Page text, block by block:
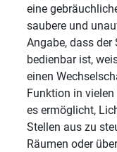
eine
saubere und
Angabe, dass
bedienbar ist,
einen
Funktion in
es ermöglicht,
Stellen aus zu
Räumen oder